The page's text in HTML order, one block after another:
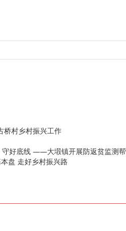
桥村乡村振兴工作
守好底线 ——大塅镇开展防返贫监测
本盘 走好乡村振兴路